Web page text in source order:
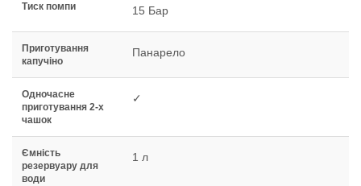
Тиск помпи 15 Бар
Приготування
капучіно
Панарело
Одночасне
приготування 2-х
чашок
✓
Ємність
резервуару для
води
1 л